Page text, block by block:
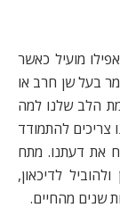
מועיל כאשר
בעל שן חרב או
הלב שלנו למה
צריכים להתמודד
את דעתנו. מתח
לדיכאון,
שנים מהחיים.